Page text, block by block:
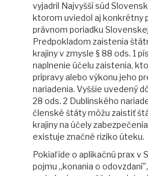
vyjadril Najvyšší súd
ktorom uviedol aj konkrétny
právnom poriadku Slovenskej
Predpokladom zaistenia
krajiny v zmysle § 88 ods. 1
naplnenie účelu zaistenia,
prípravy alebo výkonu jeho
nariadenia. Vyššie uvedený
28 ods. 2 Dublinského
členské štáty môžu zaistiť
krajiny na účely
existuje značné riziko úteku.
Pokiaľ ide o aplikačnú prax v
pojmu „konania o